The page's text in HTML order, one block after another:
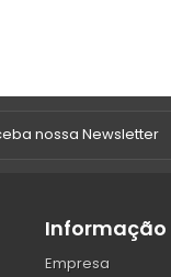
Informação
Empresa